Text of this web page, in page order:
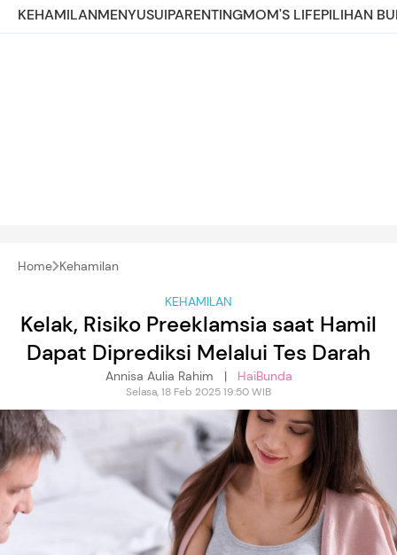
KEHAMILANMENYUSUIPARENTINGMOM'S LIFEPILIHAN
Home Kehamilan
KEHAMILAN
Kelak, Risiko Preeklamsia saat Hamil
Dapat Diprediksi Melalui Tes Darah
Annisa Aulia Rahim | HaiBunda
Selasa, 18 Feb 2025 19:50 WIB